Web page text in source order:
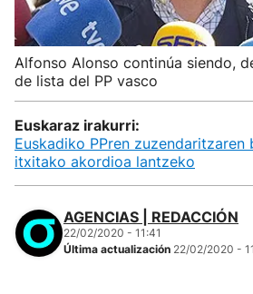
Alfonso Alonso continúa siendo,
de lista del PP vasco
Euskaraz irakurri:
Euskadiko PPren zuzendaritzaren
itxitako akordioa lantzeko
AGENCIAS | REDACCIÓN
22/02/2020 - 11:41
Última actualización 22/02/2020 -